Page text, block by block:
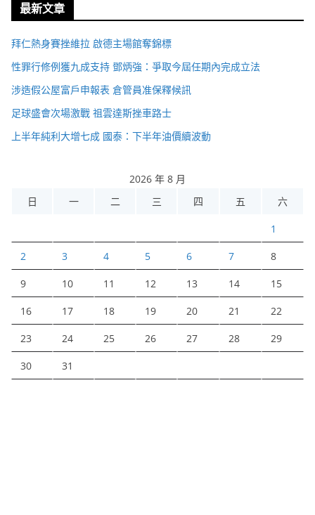
最新文章
拜仁熱身賽挫維拉 啟德主場館奪錦標
性罪行修例獲九成支持 鄧炳強：爭取今屆任期內完成立法
涉造假公屋富戶申報表 倉管員准保釋候訊
足球盛會次場激戰 祖雲達斯挫車路士
上半年純利大增七成 國泰：下半年油價續波動
2026 年 8 月
日
一 二 三 四 五 六
1
2 3 4 5 6 7 8
9 10 11 12 13 14 15
16 17 18 19 20 21 22
23 24 25 26 27 28 29
30 31